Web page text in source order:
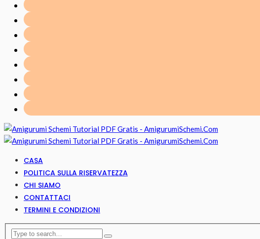
CASA
POLITICA SULLA RISERVATEZZA
CHI SIAMO
CONTATTACI
TERMINI E CONDIZIONI